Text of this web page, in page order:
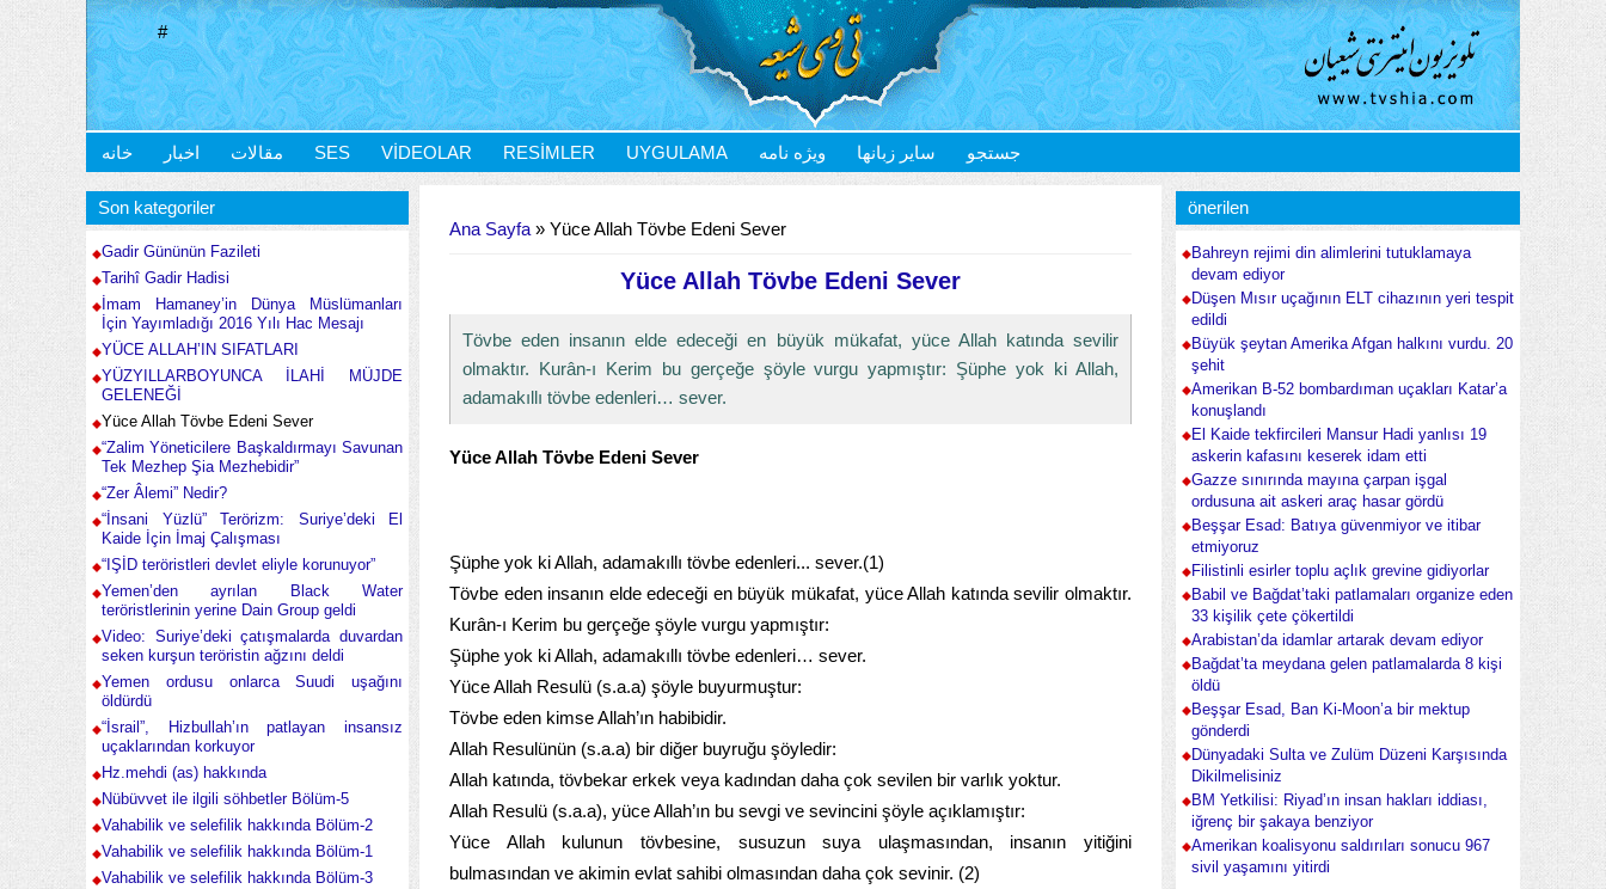
#
خانه اخبار مقالات SES VIDEOLAR RESIMLER UYGULAMA ویژه نامه سایر زبانها جستجو
Ana Sayfa » Yüce Allah Tövbe Edeni Sever
Yüce Allah Tövbe Edeni Sever
Tövbe eden insanın elde edeceği en büyük mükafat, yüce Allah katında sevilir
olmaktır. Kurân-ı Kerim bu gerçeğe şöyle vurgu yapmıştır: Şüphe yok ki Allah,
adamakıllı tövbe edenleri… sever.
Yüce Allah Tövbe Edeni Sever
Şüphe yok ki Allah, adamakıllı tövbe edenleri... sever.(1)
Tövbe eden insanın elde edeceği en büyük mükafat, yüce Allah katında sevilir olmaktır.
Kurân-ı Kerim bu gerçeğe şöyle vurgu yapmıştır:
Şüphe yok ki Allah, adamakıllı tövbe edenleri… sever.
Yüce Allah Resulü (s.a.a) şöyle buyurmuştur:
Tövbe eden kimse Allah’ın habibidir.
Allah Resulünün (s.a.a) bir diğer buyruğu şöyledir:
Allah katında, tövbekar erkek veya kadından daha çok sevilen bir varlık yoktur.
Allah Resulü (s.a.a), yüce Allah’ın bu sevgi ve sevincini şöyle açıklamıştır:
Yüce Allah kulunun tövbesine, susuzun suya ulaşmasından, insanın yitiğini
bulmasından ve akimin evlat sahibi olmasından daha çok sevinir. (2)
Son kategoriler
Gadir Gününün Fazileti
Tarihî Gadir Hadisi
İmam Hamaney’in Dünya Müslümanları
İçin Yayımladığı 2016 Yılı Hac Mesajı
YÜCE ALLAH’IN SIFATLARI
YÜZYILLARBOYUNCA İLAHİ MÜJDE
GELENEĞİ
Yüce Allah Tövbe Edeni Sever
“Zalim Yöneticilere Başkaldırmayı Savunan
Tek Mezhep Şia Mezhebidir”
“Zer Âlemi” Nedir?
“İnsani Yüzlü” Terörizm: Suriye’deki El
Kaide İçin İmaj Çalışması
“IŞİD teröristleri devlet eliyle korunuyor”
Yemen’den ayrılan Black Water
teröristlerinin yerine Dain Group geldi
Video: Suriye’deki çatışmalarda duvardan
seken kurşun teröristin ağzını deldi
Yemen ordusu onlarca Suudi uşağını
öldürdü
“İsrail”, Hizbullah’ın patlayan insansız
uçaklarından korkuyor
Hz.mehdi (as) hakkında
Nübüvvet ile ilgili söhbetler Bölüm-5
Vahabilik ve selefilik hakkında Bölüm-2
Vahabilik ve selefilik hakkında Bölüm-1
Vahabilik ve selefilik hakkında Bölüm-3
önerilen
Bahreyn rejimi din alimlerini tutuklamaya
devam ediyor
Düşen Mısır uçağının ELT cihazının yeri tespit
edildi
Büyük şeytan Amerika Afgan halkını vurdu. 20
şehit
Amerikan B-52 bombardıman uçakları Katar’a
konuşlandı
El Kaide tekfircileri Mansur Hadi yanlısı 19
askerin kafasını keserek idam etti
Gazze sınırında mayına çarpan işgal
ordusuna ait askeri araç hasar gördü
Beşşar Esad: Batıya güvenmiyor ve itibar
etmiyoruz
Filistinli esirler toplu açlık grevine gidiyorlar
Babil ve Bağdat’taki patlamaları organize eden
33 kişilik çete çökertildi
Arabistan’da idamlar artarak devam ediyor
Bağdat’ta meydana gelen patlamalarda 8 kişi
öldü
Beşşar Esad, Ban Ki-Moon’a bir mektup
gönderdi
Dünyadaki Sulta ve Zulüm Düzeni Karşısında
Dikilmelisiniz
BM Yetkilisi: Riyad’ın insan hakları iddiası,
iğrenç bir şakaya benziyor
Amerikan koalisyonu saldırıları sonucu 967
sivil yaşamını yitirdi